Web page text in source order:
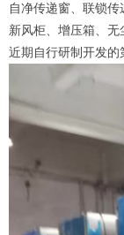
自净传递窗、联锁
新风柜 、增压箱、
近期自行研制开发